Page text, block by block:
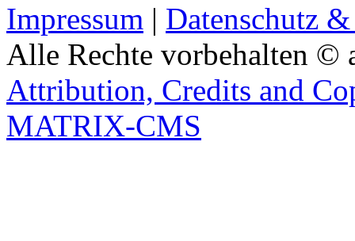
Impressum | Datenschutz
Alle Rechte vorbehalten ©
Attribution, Credits and
MATRIX-CMS